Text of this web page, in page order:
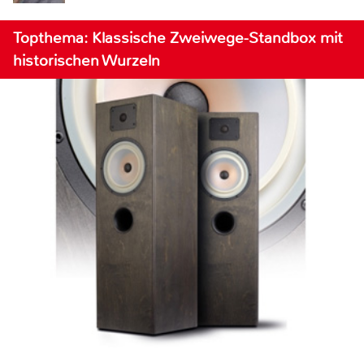
Topthema: Klassische Zweiwege-Standbox mit
historischen Wurzeln